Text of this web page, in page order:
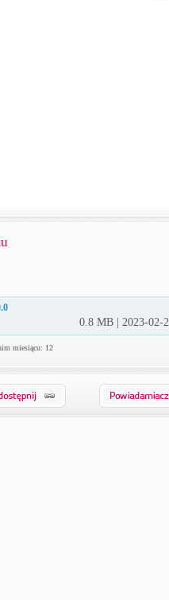
0.8 MB | 2023-02-
miesiącu: 12